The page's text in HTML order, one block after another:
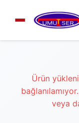
Ürün
veya